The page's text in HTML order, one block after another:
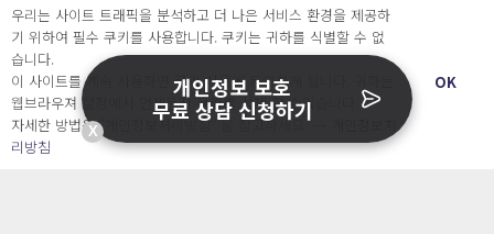
○ 개인정보보호 컴플라이언스를 선도하겠습니다.
○ 정보주체의 권리를 보장하겠습니다.
○ 기업의 개인정보보호를 위한 효율적 관리를 보장하겠습니다.
Copyright Ⓒ
2026 O.NE PEOPLE Co., Ltd. All rights reserved.
우리는 사이트 트래픽을 분석하고 더 나은 서비스 환경을 제공하
기 위하여 필수 쿠키를 사용합니다. 쿠키는 귀하를 식별할 수 없
습니다.
이 사이트를 계속 사용하면 쿠키 사용에 동의하게 됩니다. 귀하는
웹브라우져 설정에서 언제든지 쿠키를 삭제 할 수있습니다.
자세한 방법은 “개인정보처리방침” 을 참고하세요. →
리방침
OK
X
개인정보 보호
무료 상담 신청하기